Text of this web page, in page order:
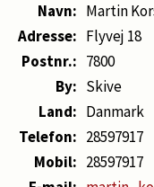
Navn: Martin
Adresse: Flyvej 18
Postnr.: 7800
By: Skive
Land: Danmark
Telefon: 28597917
Mobil: 28597917